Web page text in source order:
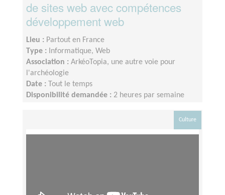
de sites web avec compétences
développement web
Lieu : Partout en France
Type :
Informatique, Web
Association : ArkéoTopia, une autre voie pour
l'archéologie
Date :
Tout le temps
Disponibilité demandée : 2 heures par semaine
Culture